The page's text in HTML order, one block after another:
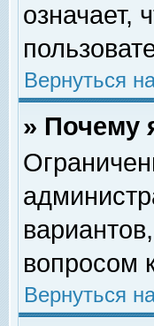
означает,
Вернуться
» Почему
вопросом
Вернуться